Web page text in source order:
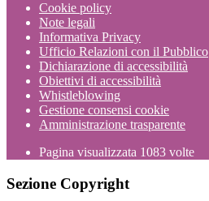
Cookie policy
Note legali
Informativa Privacy
Ufficio Relazioni con il Pubblico
Dichiarazione di accessibilità
Obiettivi di accessibilità
Whistleblowing
Gestione consensi cookie
Amministrazione trasparente
Pagina visualizzata 1083 volte
Sezione Copyright